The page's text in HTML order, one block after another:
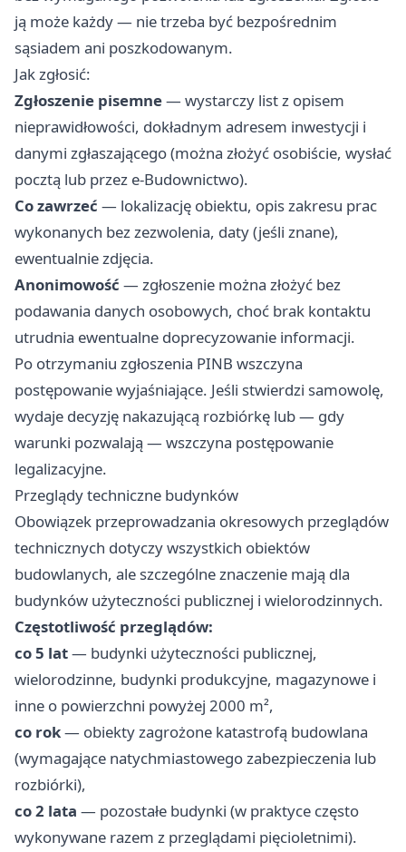
ją może każdy — nie trzeba być bezpośrednim
sąsiadem ani poszkodowanym.
Jak zgłosić:
Zgłoszenie pisemne— wystarczy list z opisem
nieprawidłowości, dokładnym adresem inwestycji i
danymi zgłaszającego (można złożyć osobiście, wysłać
pocztą lub przez e-Budownictwo).
Co zawrzeć — lokalizację obiektu, opis zakresu prac
wykonanych bez zezwolenia, daty (jeśli znane),
ewentualnie zdjęcia.
Anonimowość — zgłoszenie można złożyć bez
podawania danych osobowych, choć brak kontaktu
utrudnia ewentualne doprecyzowanie informacji.
Po otrzymaniu zgłoszenia PINB wszczyna
postępowanie wyjaśniające. Jeśli stwierdzi samowolę,
wydaje decyzję nakazującą rozbiórkę lub — gdy
warunki pozwalają — wszczyna postępowanie
legalizacyjne.
Przeglądy techniczne budynków
Obowiązek przeprowadzania okresowych przeglądów
technicznych dotyczy wszystkich obiektów
budowlanych, ale szczególne znaczenie mają dla
budynków użyteczności publicznej i wielorodzinnych.
Częstotliwość przeglądów:
co 5 lat— budynki użyteczności publicznej,
wielorodzinne, budynki produkcyjne, magazynowe i
inne o powierzchni powyżej 2000 m²,
co rok— obiekty zagrożone katastrofą budowlana
(wymagające natychmiastowego zabezpieczenia lub
rozbiórki),
co 2 lata — pozostałe budynki (w praktyce często
wykonywane razem z przeglądami pięcioletnimi).